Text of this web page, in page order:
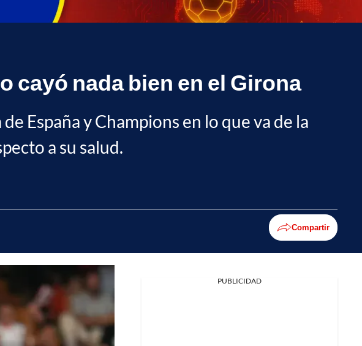
cayó nada bien en el Girona
España y Champions en lo que va de la
a su salud.
Compartir
PUBLICIDAD